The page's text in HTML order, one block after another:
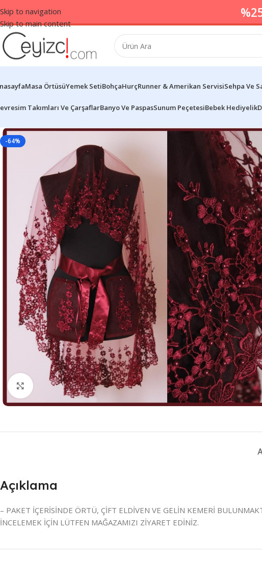
Skip to navigation
Skip to main content
Masa ÖrtüsüYemek SetiBohçaHurçRunner & Amerikan ServisiSehpa Ve
Takımları Ve ÇarşaflarBanyo Ve PaspasSunum PeçetesiBebek Hediyelik
-64%
Resmi Büyüt
Açıklama
– PAKET İÇERİSİNDE ÖRTÜ, ÇİFT ELDİVEN VE GELİN KEMERİ
İNCELEMEK İÇİN LÜTFEN MAĞAZAMIZI ZİYARET EDİNİZ.